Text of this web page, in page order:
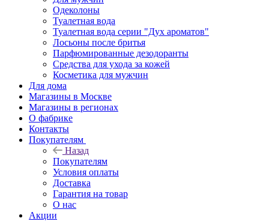
Одеколоны
Туалетная вода
Туалетная вода серии "Дух ароматов"
Лосьоны после бритья
Парфюмированные дезодоранты
Средства для ухода за кожей
Косметика для мужчин
Для дома
Магазины в Москве
Магазины в регионах
О фабрике
Контакты
Покупателям
Назад
Покупателям
Условия оплаты
Доставка
Гарантия на товар
О нас
Акции